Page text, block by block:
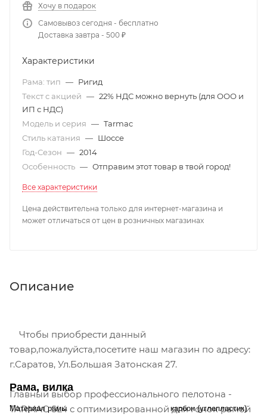
Хочу в подарок
Самовывоз сегодня - бесплатно
Доставка завтра - 500 ₽
Характеристики
Рама: тип — Ригид
Текст с акцией — 22% НДС можно вернуть (для ООО и
ИП с НДС)
Модель и серия — Tarmac
Стиль катания — Шоссе
Год-Сезон — 2014
Особенность — Отправим этот товар в твой город!
Все характеристики
Цена действительна только для интернет-магазина и
может отличаться от цен в розничных магазинах
Описание
Чтобы приобрести данный
товар,пожалуйста,посетите наш магазин по адресу:
г.Саратов, Ул.Большая Затонская 27.
Главный выбор профессионального пелотона -
TARMAC SL4 с оптимизированной для гонок рамой
Рама, вилка
Материал рамы карбон (углепластик)